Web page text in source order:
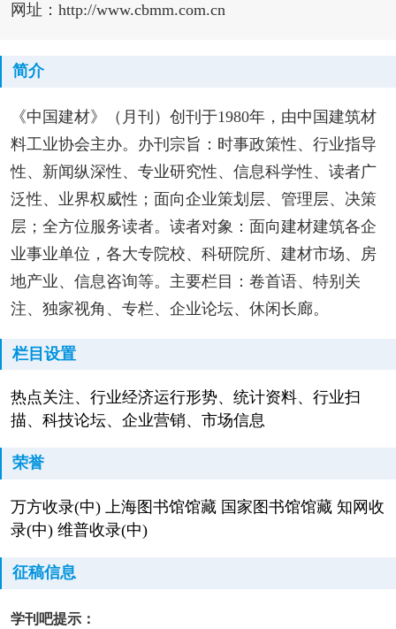
网址：http://www.cbmm.com.cn
简介
《中国建材》（月刊）创刊于1980年，由中国建筑材
料工业协会主办。办刊宗旨：时事政策性、行业指导
性、新闻纵深性、专业研究性、信息科学性、读者广
泛性、业界权威性；面向企业策划层、管理层、决策
层；全方位服务读者。读者对象：面向建材建筑各企
业事业单位，各大专院校、科研院所、建材市场、房
地产业、信息咨询等。主要栏目：卷首语、特别关
注、独家视角、专栏、企业论坛、休闲长廊。
栏目设置
热点关注、行业经济运行形势、统计资料、行业扫
描、科技论坛、企业营销、市场信息
荣誉
万方收录(中) 上海图书馆馆藏 国家图书馆馆藏 知网收
录(中) 维普收录(中)
征稿信息
学刊吧提示：